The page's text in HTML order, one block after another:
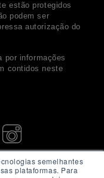
semelhantes
plataformas. Para
estão protegidos
podem ser
autorização do
por informações
contidos neste